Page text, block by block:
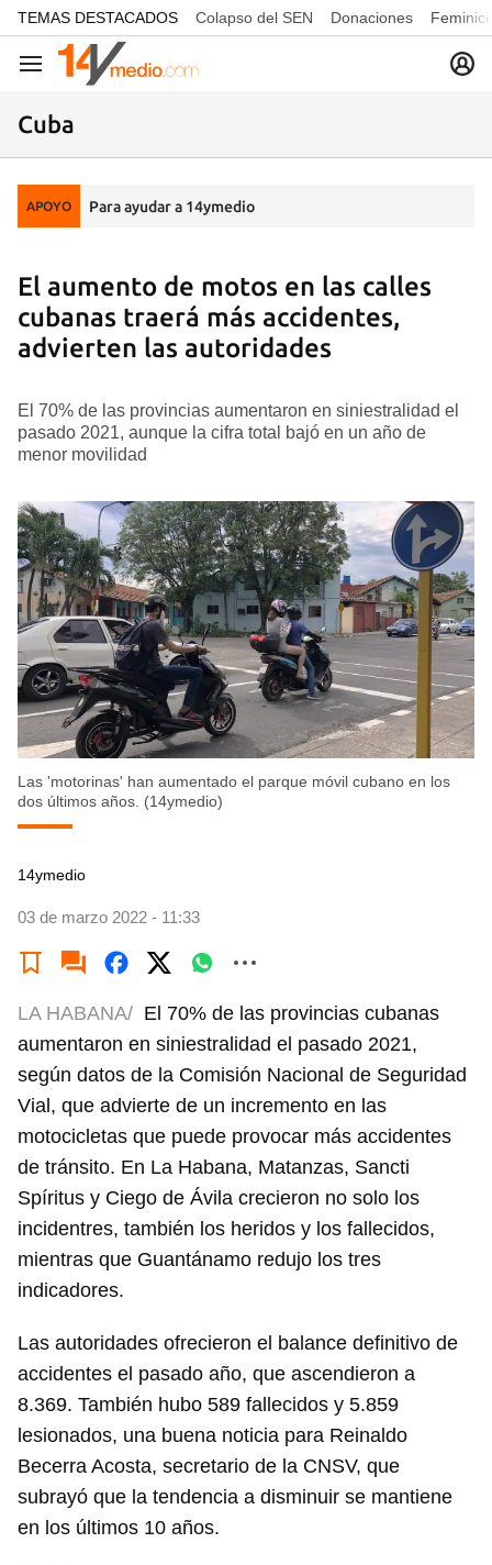
common.go-to-content
TEMAS DESTACADOS Colapso del SEN Donaciones
Navegación
Cuba
APOYO Para ayudar a 14ymedio
El aumento de motos en las calles
cubanas traerá más accidentes,
advierten las autoridades
El 70% de las provincias aumentaron en siniestralidad el
pasado 2021, aunque la cifra total bajó en un año de
menor movilidad
Las 'motorinas' han aumentado el parque móvil cubano en los
dos últimos años. (14ymedio)
14ymedio
03 de marzo 2022 - 11:33
LA HABANA/ El 70% de las provincias cubanas
aumentaron en siniestralidad el pasado 2021,
según datos de la Comisión Nacional de Seguridad
Vial, que advierte de un incremento en las
motocicletas que puede provocar más accidentes
de tránsito. En La Habana, Matanzas, Sancti
Spíritus y Ciego de Ávila crecieron no solo los
incidentres, también los heridos y los fallecidos,
mientras que Guantánamo redujo los tres
indicadores.
Las autoridades ofrecieron el balance definitivo de
accidentes el pasado año, que ascendieron a
8.369. También hubo 589 fallecidos y 5.859
lesionados, una buena noticia para Reinaldo
Becerra Acosta, secretario de la CNSV, que
subrayó que la tendencia a disminuir se mantiene
en los últimos 10 años.